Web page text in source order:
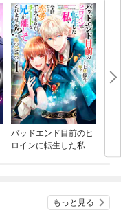
バッドエンド目前のヒ
ロインに転生した私、
もっと見る